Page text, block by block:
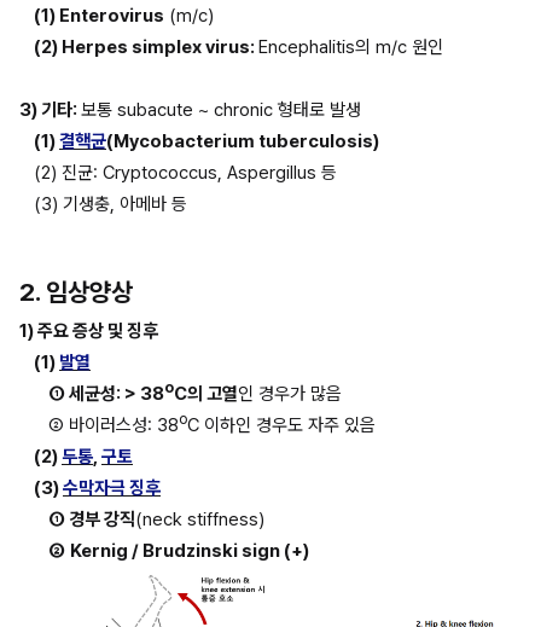
(1) Enterovirus (m/c)
(2) Herpes simplex virus: Encephalitis의 m/c 원인
3) 기타: 보통 subacute ~ chronic 형태로 발생
(1) 결핵균(Mycobacterium tuberculosis)
(2) 진균: Cryptococcus, Aspergillus 등
(3) 기생충, 아메바 등
2. 임상양상
1) 주요 증상 및 징후
(1) 발열
① 세균성: > 38oC의 고열인 경우가 많음
② 바이러스성: 38oC 이하인 경우도 자주 있음
(2) 두통 구토
(3) 수막자극 징후
① 경부 강직(neck stiffness)
② Kernig / Brudzinski sign (+)